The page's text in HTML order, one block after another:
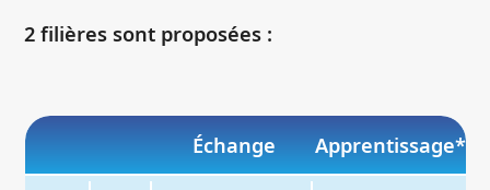
2 filières sont proposées :
Échange Apprentissage*